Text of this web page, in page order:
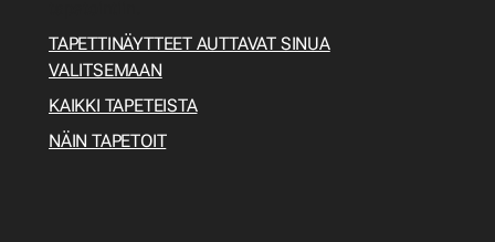
TAPETTINÄYTTEET AUTTAVAT SINUA
VALITSEMAAN
KAIKKI TAPETEISTA
NÄIN TAPETOIT